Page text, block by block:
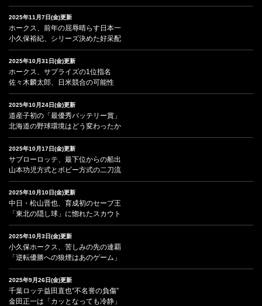
2025年11月7日(金)更新
ホークス、前年の屈辱晴らす日本一
小久保裕紀、シリーズ決めた好采配
2025年10月31日(金)更新
ホークス、サプライズの1位指名
佐々木麟太郎、日米競合の可能性
2025年10月24日(金)更新
道産子初の「最優秀バッテリー賞」
北海道の野球環境はどう変わったか
2025年10月17日(金)更新
サブローロッテ、最下位からの船出
山本功児方式とボビー方式の二刀流
2025年10月10日(金)更新
中日・松山晋也、育成初のセーブ王
「東北の隠し球」に惚れたスカウト
2025年10月3日(金)更新
小久保ホークス、苦しみの先の連覇
「逆転優勝への狼煙はあのゲーム」
2025年9月26日(金)更新
千葉ロッテ益田直也“不名誉の負傷”
金田正一は「カッとなっても冷静」